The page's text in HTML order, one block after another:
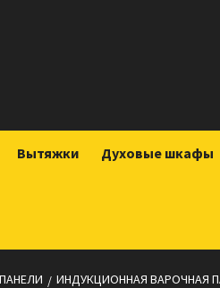
Вытяжки Духовые шкафы
ИНДУКЦИОННАЯ ВАРОЧНАЯ